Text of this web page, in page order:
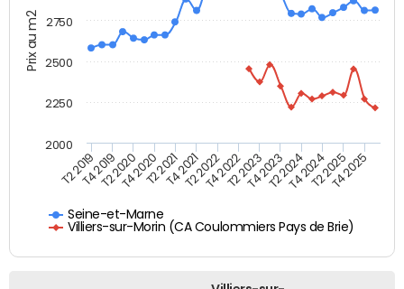
Prix au m2
Seine-et-Marne
Villiers-sur-Morin (CA Coulommiers Pays de Brie)
T2 2019T4 2019T2 2020T4 2020T2 2021T4 2021T2 2022T4 2022T2 2023T4 2023T2 2024T4 2024T2 2025T4 2025
2000
2250
2500
2750